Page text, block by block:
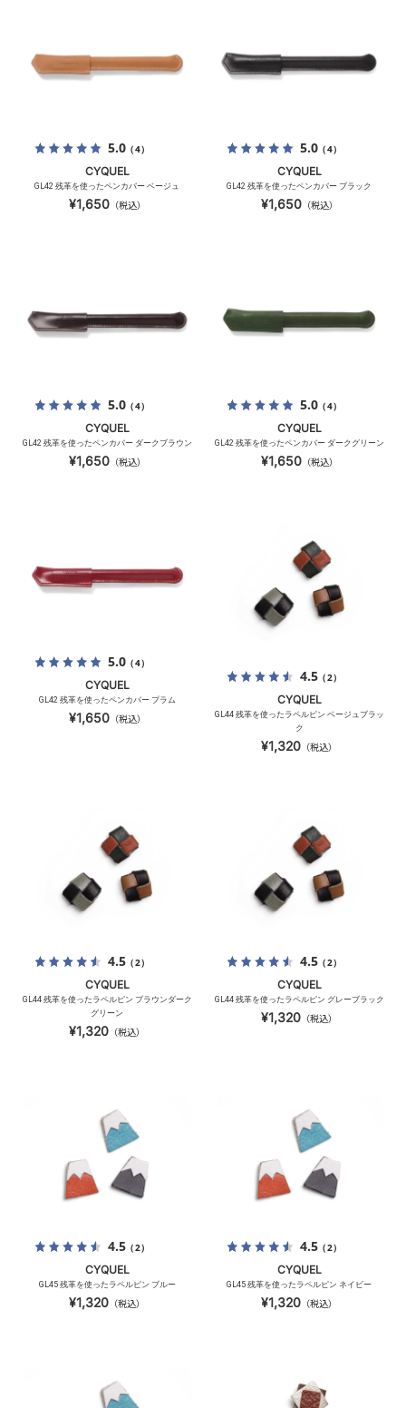
5.0（4）
CYQUEL
GL42 残革を使ったペンカバー ベージュ
¥1,650（税込）
5.0（4）
CYQUEL
GL42 残革を使ったペンカバー ブラック
¥1,650（税込）
5.0（4）
CYQUEL
GL42 残革を使ったペンカバー ダークブラウン
¥1,650（税込）
5.0（4）
CYQUEL
GL42 残革を使ったペンカバー ダークグリーン
¥1,650（税込）
5.0（4）
CYQUEL
GL42 残革を使ったペンカバー プラム
¥1,650（税込）
4.5（2）
CYQUEL
GL44 残革を使ったラペルピン ベージュブラッ
ク
¥1,320 （税込）
4.5（2）
CYQUEL
GL44 残革を使ったラペルピン ブラウンダーク
グリーン
¥1,320 （税込）
4.5（2）
CYQUEL
GL44 残革を使ったラペルピン グレーブラック
¥1,320 （税込）
4.5（2）
CYQUEL
GL45 残革を使ったラペルピン ブルー
¥1,320 （税込）
4.5（2）
CYQUEL
GL45 残革を使ったラペルピン ネイビー
¥1,320 （税込）